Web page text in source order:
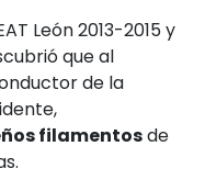
León 2013-2015 y
que al
de la
filamentosde